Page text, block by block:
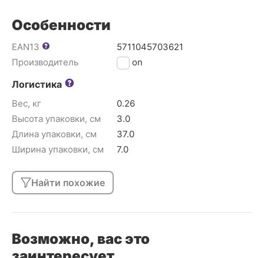
Особенности
EAN13
5711045703621
Производитель
Epson
Логистика
Вес, кг
0.26
Высота упаковки, см
3.0
Длина упаковки, см
37.0
Ширина упаковки, см
7.0
Найти похожие
Возможно, вас это